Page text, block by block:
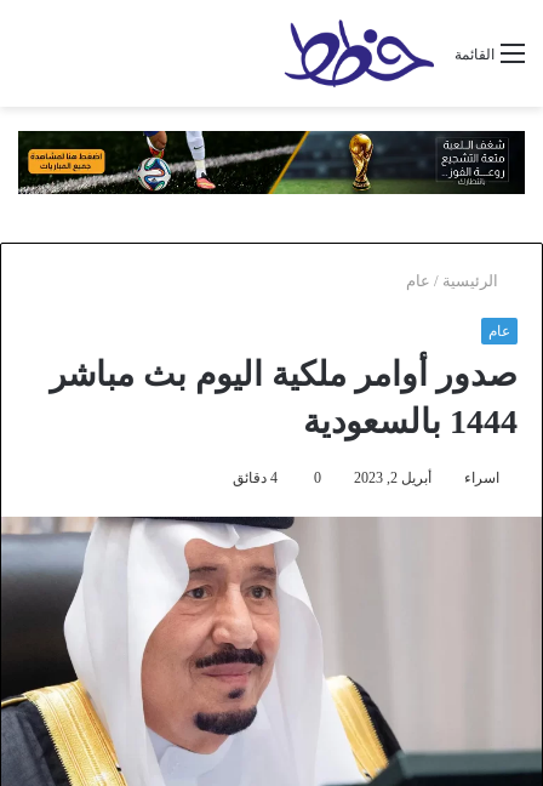
القائمة
الرئيسية / عام
عام
صدور أوامر ملكية اليوم بث مباشر
1444 بالسعودية
اسراء أبريل 2, 2023 0